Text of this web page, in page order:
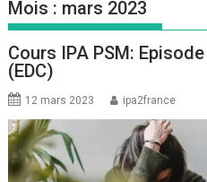
Mois : mars 2023
Cours IPA PSM:
(EDC)
12 mars 2023 ipa2france